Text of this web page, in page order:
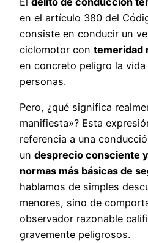
en el artículo 380 del
consiste en conducir un
ciclomotor con temeridad
en concreto peligro la
personas.
Pero, ¿qué significa
manifiesta»? Esta
referencia a una
un desprecio consciente
normas más básicas de
hablamos de simples
menores, sino de
observador razonable
gravemente peligrosos.